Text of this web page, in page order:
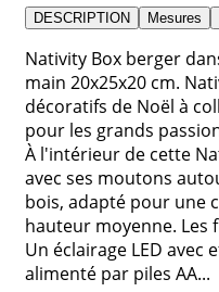
DESCRIPTION Mesures
Nativity Box berger
main 20x25x20 cm.
décoratifs de Noël à
pour les grands
À l'intérieur de cette
avec ses moutons
bois, adapté pour une
hauteur moyenne. Les
Un éclairage LED
alimenté par piles AA...